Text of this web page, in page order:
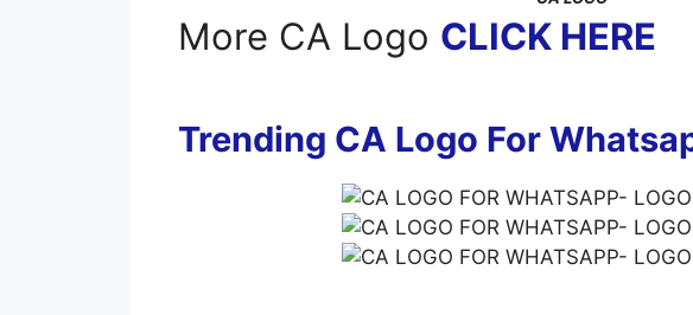
More CA Logo CLICK HERE
Trending CA Logo For